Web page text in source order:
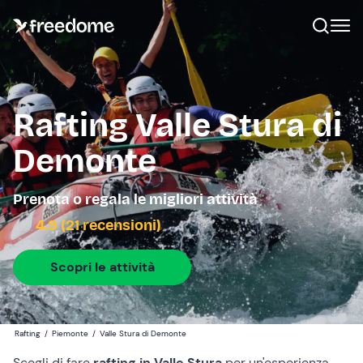
Rafting Valle Stura di
Demonte
Prenota o regala le migliori attività
4.9 (21 recensioni)
Scopri le attività
Rafting / Piemonte / Valle Stura di Demonte